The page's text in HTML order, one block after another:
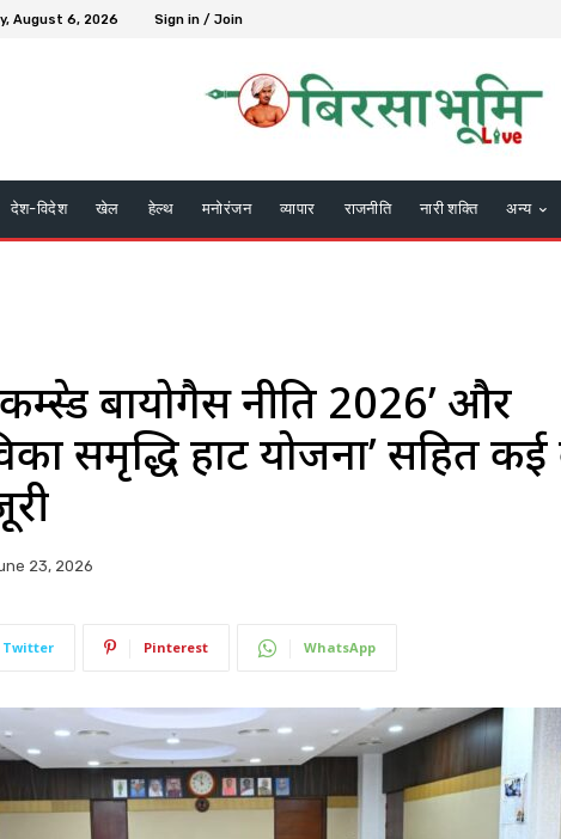
August 6, 2026 Sign in / Join
देश-विदेश खेल हेल्थ मनोरंजन व्यापार राजनीति नारी शक्ति अन्य
बायोगैस नीति 2026’ और
समृद्धि हाट योजना’ सहित
23, 2026
Twitter Pinterest WhatsApp